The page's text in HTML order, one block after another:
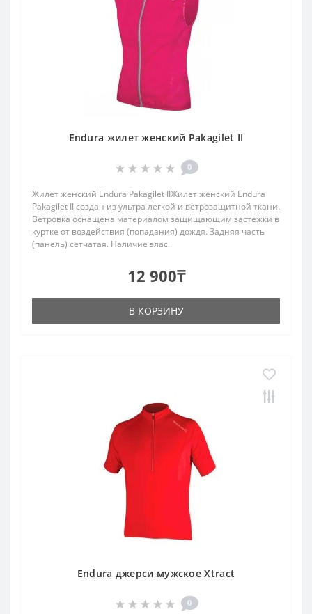
Endura жилет женский Pakagilet II
0
Жилет женский Endura Pakagilet IIЖилет женский Endura
Pakagilet II создан из ультра легкой и ветрозащитной ткани.
Ветровка оснащена материалом защищающим застежки в
куртке от воздействия (попадания) дождя. Задняя часть
(панель) сетчатая. Наличие элас..
12 900₸
В КОРЗИНУ
Endura джерси мужское Xtract
0